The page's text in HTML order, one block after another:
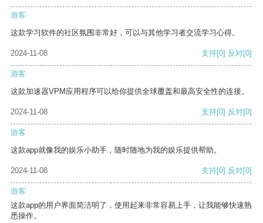
游客
这款学习软件的社区氛围非常好，可以与其他学习者交流学习心得。
2024-11-08 支持[0] 反对[0]
游客
这款加速器VPM应用程序可以给你提供全球覆盖和最高安全性的连接。
2024-11-08 支持[0] 反对[0]
游客
这款app就像我的娱乐小助手，随时随地为我的娱乐提供帮助。
2024-11-08 支持[0] 反对[0]
游客
这款app的用户界面简洁明了，使用起来非常容易上手，让我能够快速熟
悉操作。